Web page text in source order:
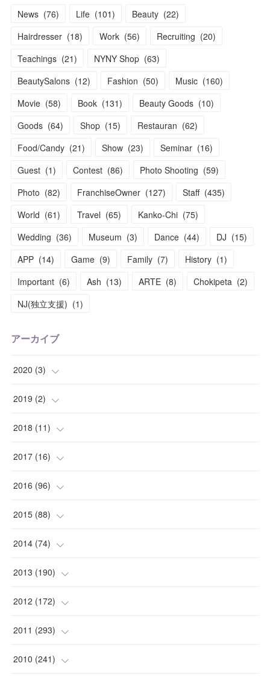
News (76) Life (101) Beauty (22)
Hairdresser (18) Work (56) Recruiting (20)
Teachings (21) NYNY Shop (63)
BeautySalons (12) Fashion (50) Music (160)
Movie (58) Book (131) Beauty Goods (10)
Goods (64) Shop (15) Restauran (62)
Food/Candy (21) Show (23) Seminar (16)
Guest (1) Contest (86) Photo Shooting (59)
Photo (82) FranchiseOwner (127) Staff (435)
World (61) Travel (65) Kanko-Chi (75)
Wedding (36) Museum (3) Dance (44) DJ (15)
APP (14) Game (9) Family (7) History (1)
Important (6) Ash (13) ARTE (8) Chokipeta (2)
NJ(独立支援) (1)
アーカイブ
2020 (3)
(1
( 1)
(1)
2019 (2)
( 1)
(1)
2018 (11)
(2)
(1)
(1)
(1)
( 3 )
2017 (16)
(1)
(2)
(1)
(3)
(1)
2016 (96)
(2)
(5)
(6)
(3)
(4)
2015 (88)
(4)
(7)
(6)
(6)
( 12)
2014 (74)
(9)
(14)
(6)
( 1)
2013 (190)
(17)
(22)
(11)
2012 (172)
(12)
(8)
2011 (293)
(32)
2010 (241)